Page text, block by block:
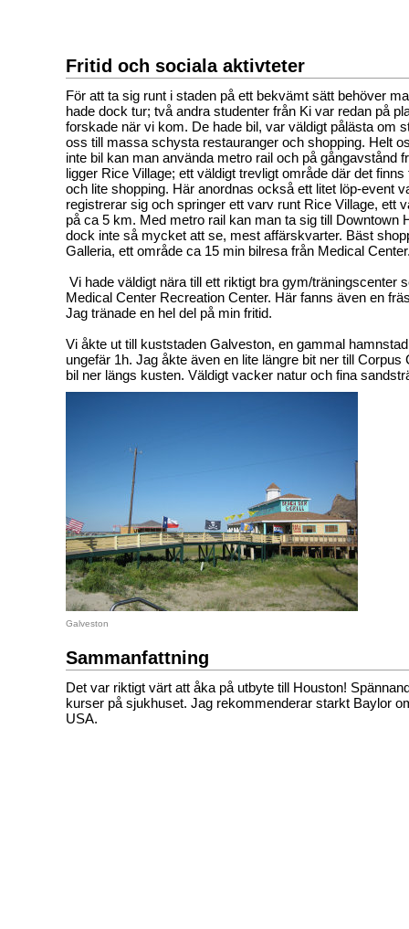
Fritid och sociala aktivteter
För att ta sig runt i staden på ett bekvämt sätt behöver
hade dock tur; två andra studenter från Ki var redan på
forskade när vi kom. De hade bil, var väldigt pålästa om
oss till massa schysta restauranger och shopping. Helt
inte bil kan man använda metro rail och på gångavstånd
ligger Rice Village; ett väldigt trevligt område där det
och lite shopping. Här anordnas också ett litet löp-event
registrerar sig och springer ett varv runt Rice Village, ett
på ca 5 km. Med metro rail kan man ta sig till Downtown
dock inte så mycket att se, mest affärskvarter. Bäst
Galleria, ett område ca 15 min bilresa från Medical
Vi hade väldigt nära till ett riktigt bra gym/träningscenter
Medical Center Recreation Center. Här fanns även en
Jag tränade en hel del på min fritid.
Vi åkte ut till kuststaden Galveston, en gammal
ungefär 1h. Jag åkte även en lite längre bit ner till Corpus
bil ner längs kusten. Väldigt vacker natur och fina
Galveston
Sammanfattning
Det var riktigt värt att åka på utbyte till Houston!
kurser på sjukhuset. Jag rekommenderar starkt Baylor
USA.